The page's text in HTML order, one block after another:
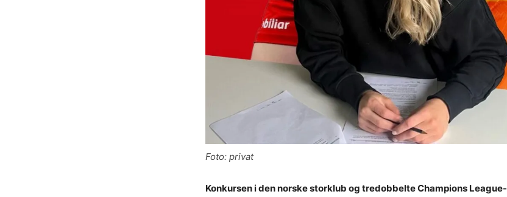
Foto: privat
Konkursen i den norske storklub og tredobbelte Champions League-